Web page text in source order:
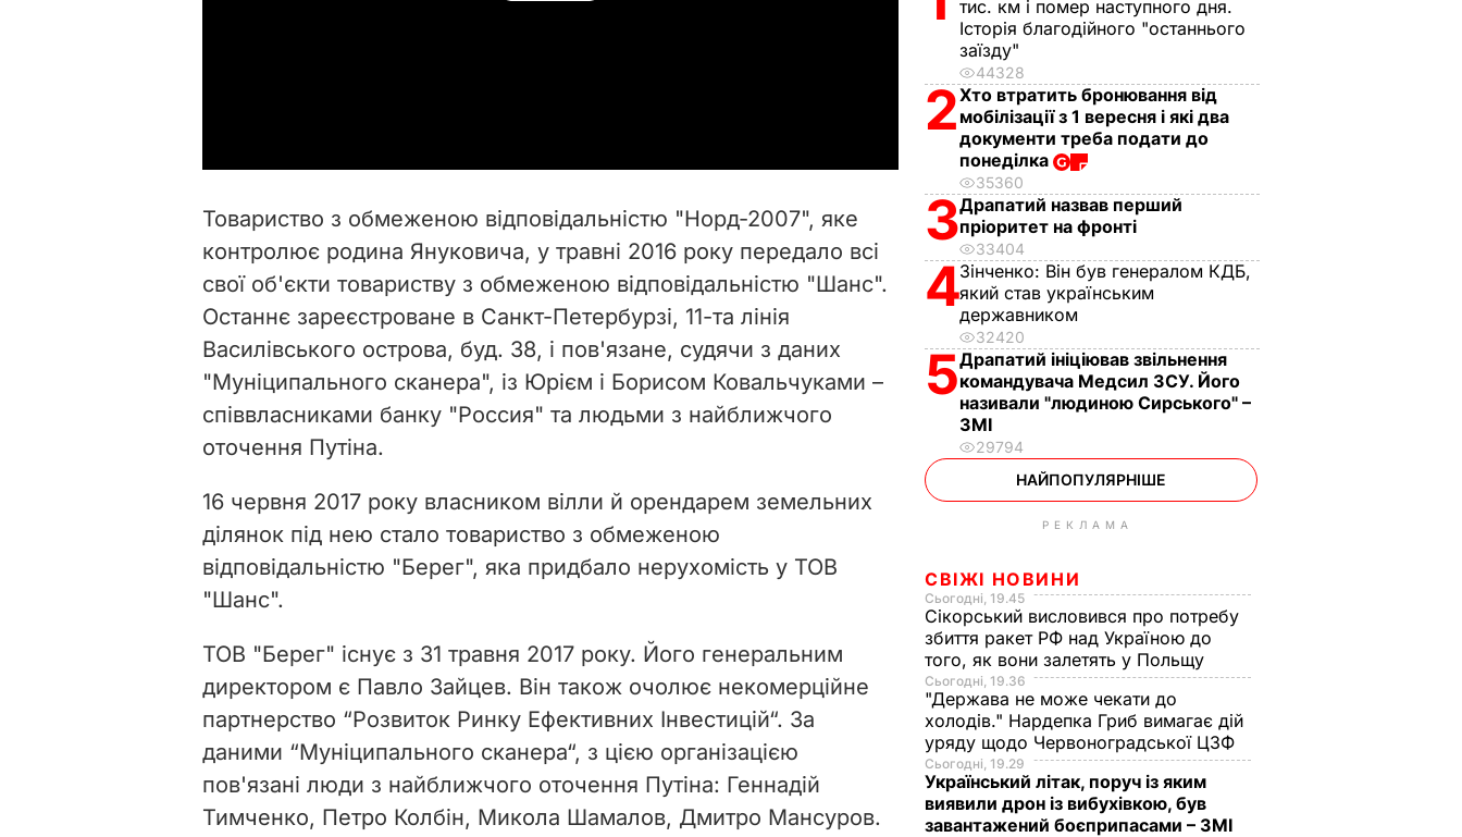
i
d
e
o
Товариство з обмеженою відповідальністю "Норд-2007", яке
контролює родина Януковича, у травні 2016 року передало всі
свої об'єкти товариству з обмеженою відповідальністю "Шанс".
Останнє зареєстроване в Санкт-Петербурзі, 11-та лінія
Василівського острова, буд. 38, і пов'язане, судячи з даних
"Муніципального сканера", із Юрієм і Борисом Ковальчуками –
співвласниками банку "Россия" та людьми з найближчого
оточення Путіна.
16 червня 2017 року власником вілли й орендарем земельних
ділянок під нею стало товариство з обмеженою
відповідальністю "Берег", яка придбало нерухомість у ТОВ
"Шанс".
ТОВ "Берег" існує з 31 травня 2017 року. Його генеральним
директором є Павло Зайцев. Він також очолює некомерційне
партнерство “Розвиток Ринку Ефективних Інвестицій“. За
даними “Муніципального сканера“, з цією організацією
пов'язані люди з найближчого оточення Путіна: Геннадій
Тимченко, Петро Колбін, Микола Шамалов, Дмитро Мансуров.
тис. км і помер наступного дня.
Історія благодійного "останнього
заїзду"
44328
2Хто втратить бронювання від
мобілізації з 1 вересня і які два
документи треба подати до
понеділка
35360
3Драпатий назвав перший
пріоритет на фронті
33404
4Зінченко: Він був генералом КДБ,
який став українським
державником
32420
5Драпатий ініціював звільнення
командувача Медсил ЗСУ. Його
називали "людиною Сирського" –
ЗМІ
29794
НАЙПОПУЛЯРНІШЕ
РЕКЛАМА
СВІЖІ НОВИНИ
Сьогодні, 19.45
Сікорський висловився про потребу
збиття ракет РФ над Україною до
того, як вони залетять у Польщу
Сьогодні, 19.36
"Держава не може чекати до
холодів." Нардепка Гриб вимагає дій
уряду щодо Червоноградської ЦЗФ
Сьогодні, 19.29
Український літак, поруч із яким
виявили дрон із вибухівкою, був
завантажений боєприпасами – ЗМІ